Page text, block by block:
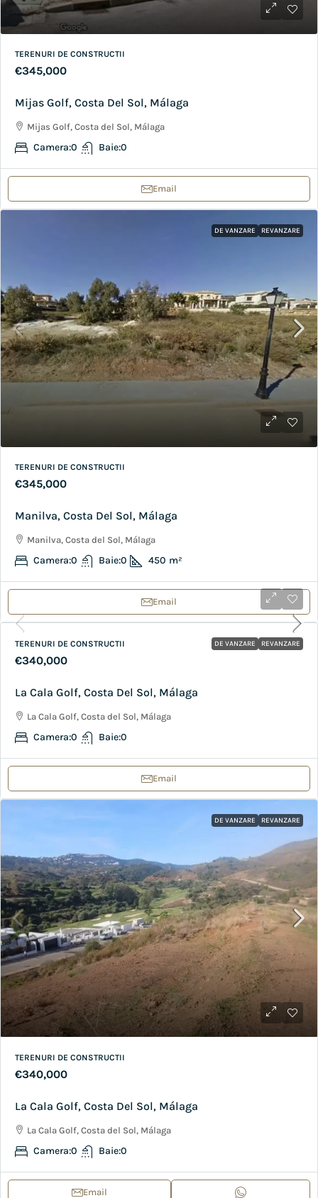
TERENURI DE CONSTRUCTII
€345,000
Mijas Golf, Costa Del Sol, Málaga
Mijas Golf, Costa del Sol, Málaga
Camera:0 Baie:0
Email
DE VANZARE REVANZARE
TERENURI DE CONSTRUCTII
€345,000
Manilva, Costa Del Sol, Málaga
Manilva, Costa del Sol, Málaga
Camera:0 Baie:0 450 m²
Email
DE VANZARE REVANZARE
TERENURI DE CONSTRUCTII
€340,000
La Cala Golf, Costa Del Sol, Málaga
La Cala Golf, Costa del Sol, Málaga
Camera:0 Baie:0
Email
DE VANZARE REVANZARE
TERENURI DE CONSTRUCTII
€340,000
La Cala Golf, Costa Del Sol, Málaga
La Cala Golf, Costa del Sol, Málaga
Camera:0 Baie:0
Email